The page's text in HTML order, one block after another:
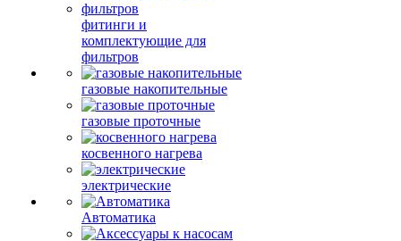
фитинги и
комплектующие для
фильтров
газовые накопительные
газовые проточные
косвенного нагрева
электрические
Автоматика